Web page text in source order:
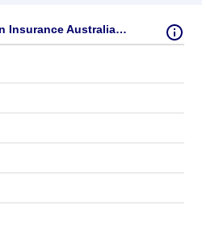
Fundamentale Kennzahlen Insurance Australia Group Ltd.